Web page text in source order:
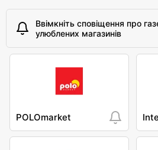
Ввімкніть сповіщення про
улюблених магазинів
POLOmarket